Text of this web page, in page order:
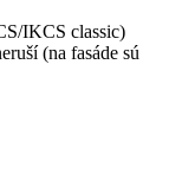
IKCS classic)
(na fasáde sú